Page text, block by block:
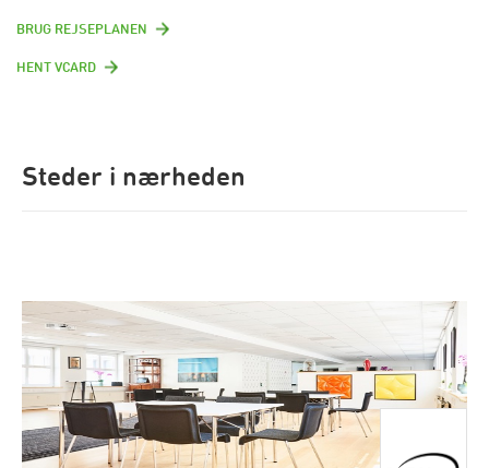
BRUG REJSEPLANEN
HENT VCARD
Steder i nærheden